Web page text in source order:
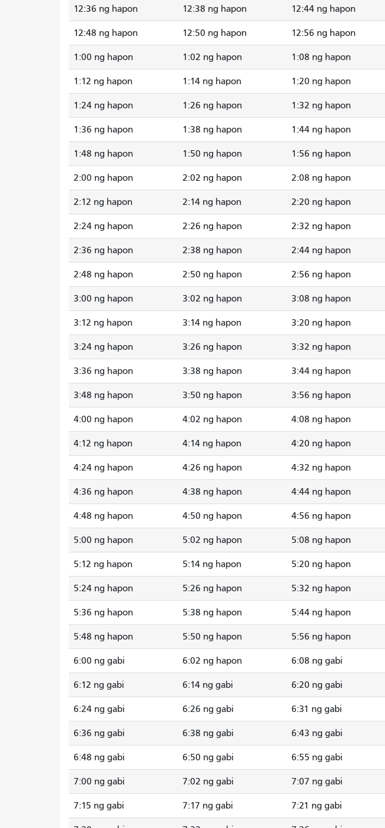
12:36 ng hapon 12:38 ng hapon 12:44 ng hapon
12:48 ng hapon 12:50 ng hapon 12:56 ng hapon
1:00 ng hapon 1:02 ng hapon 1:08 ng hapon
1:12 ng hapon 1:14 ng hapon 1:20 ng hapon
1:24 ng hapon 1:26 ng hapon 1:32 ng hapon
1:36 ng hapon 1:38 ng hapon 1:44 ng hapon
1:48 ng hapon 1:50 ng hapon 1:56 ng hapon
2:00 ng hapon 2:02 ng hapon 2:08 ng hapon
2:12 ng hapon 2:14 ng hapon 2:20 ng hapon
2:24 ng hapon 2:26 ng hapon 2:32 ng hapon
2:36 ng hapon 2:38 ng hapon 2:44 ng hapon
2:48 ng hapon 2:50 ng hapon 2:56 ng hapon
3:00 ng hapon 3:02 ng hapon 3:08 ng hapon
3:12 ng hapon 3:14 ng hapon 3:20 ng hapon
3:24 ng hapon 3:26 ng hapon 3:32 ng hapon
3:36 ng hapon 3:38 ng hapon 3:44 ng hapon
3:48 ng hapon 3:50 ng hapon 3:56 ng hapon
4:00 ng hapon 4:02 ng hapon 4:08 ng hapon
4:12 ng hapon 4:14 ng hapon 4:20 ng hapon
4:24 ng hapon 4:26 ng hapon 4:32 ng hapon
4:36 ng hapon 4:38 ng hapon 4:44 ng hapon
4:48 ng hapon 4:50 ng hapon 4:56 ng hapon
5:00 ng hapon 5:02 ng hapon 5:08 ng hapon
5:12 ng hapon 5:14 ng hapon 5:20 ng hapon
5:24 ng hapon 5:26 ng hapon 5:32 ng hapon
5:36 ng hapon 5:38 ng hapon 5:44 ng hapon
5:48 ng hapon 5:50 ng hapon 5:56 ng hapon
6:00 ng gabi 6:02 ng hapon 6:08 ng gabi
6:12 ng gabi 6:14 ng gabi 6:20 ng gabi
6:24 ng gabi 6:26 ng gabi 6:31 ng gabi
6:36 ng gabi 6:38 ng gabi 6:43 ng gabi
6:48 ng gabi 6:50 ng gabi 6:55 ng gabi
7:00 ng gabi 7:02 ng gabi 7:07 ng gabi
7:15 ng gabi 7:17 ng gabi 7:21 ng gabi